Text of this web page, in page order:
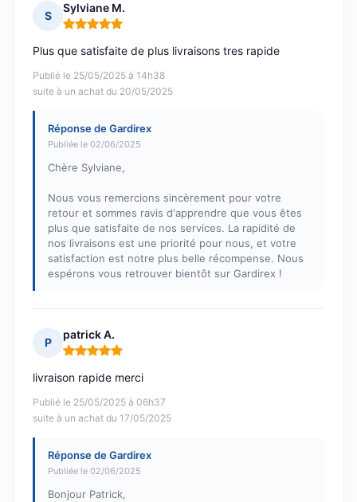
S
Sylviane M.
Note : 5 sur 5
Publié le 25/05/2025 à 14h38
suite à un achat du 20/05/2025
Plus que satisfaite de plus livraisons tres rapide
Réponse de Gardirex
Publiée le 02/06/2025
Chère Sylviane,
Nous vous remercions sincèrement pour votre
retour et sommes ravis d'apprendre que vous êtes
plus que satisfaite de nos services. La rapidité de
nos livraisons est une priorité pour nous, et votre
satisfaction est notre plus belle récompense. Nous
espérons vous retrouver bientôt sur Gardirex !
P
patrick A.
Note : 5 sur 5
Publié le 25/05/2025 à 06h37
suite à un achat du 17/05/2025
livraison rapide merci
Réponse de Gardirex
Publiée le 02/06/2025
Bonjour Patrick,